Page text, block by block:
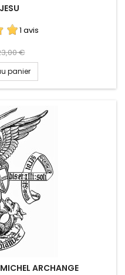
1 avis
€
panier
ARCHANGE